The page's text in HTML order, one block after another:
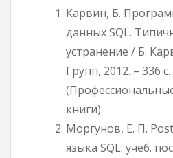
Карвин, Б.
данных SQL.
устранение / Б.
Групп, 2012. – 336 с.
книги).
Моргунов, Е. П.
языка SQL: учеб.